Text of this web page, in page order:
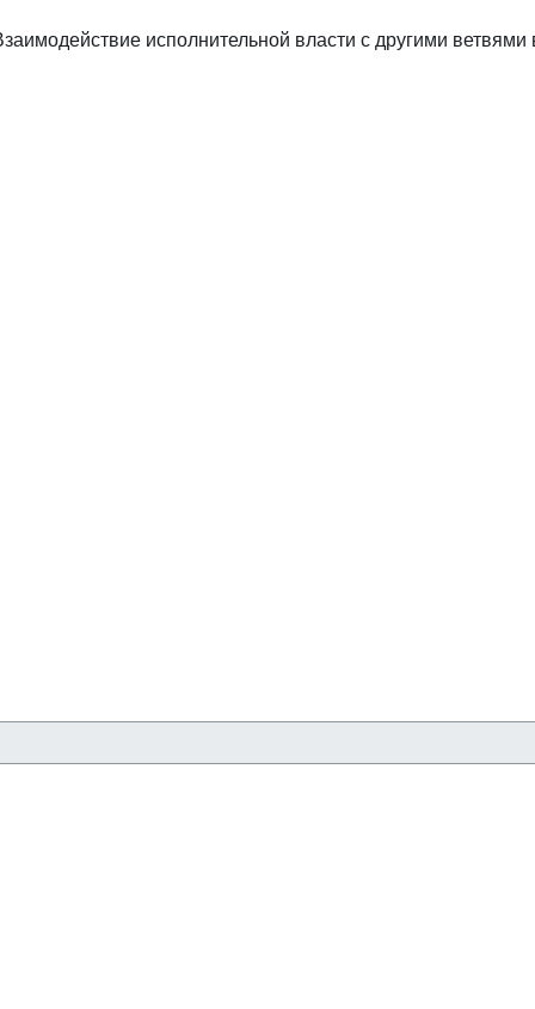
исполнительной власти с другими ветвями